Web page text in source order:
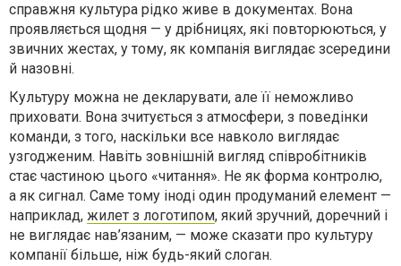
справжня культура рідко живе в документах. Вона
проявляється щодня — у дрібницях, які повторюються, у
звичних жестах, у тому, як компанія виглядає зсередини
й назовні.
Культуру можна не декларувати, але її неможливо
приховати. Вона зчитується з атмосфери, з поведінки
команди, з того, наскільки все навколо виглядає
узгодженим. Навіть зовнішній вигляд співробітників
стає частиною цього «читання». Не як форма контролю,
а як сигнал. Саме тому іноді один продуманий елемент —
наприклад, жилет з логотипом, який зручний, доречний і
не виглядає нав’язаним, — може сказати про культуру
компанії більше, ніж будь-який слоган.